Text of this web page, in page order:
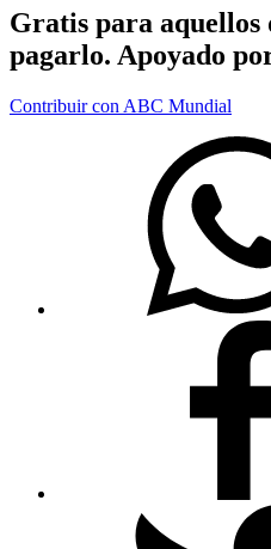
Gratis para aquellos
pagarlo. Apoyado
Contribuir con ABC Mundial